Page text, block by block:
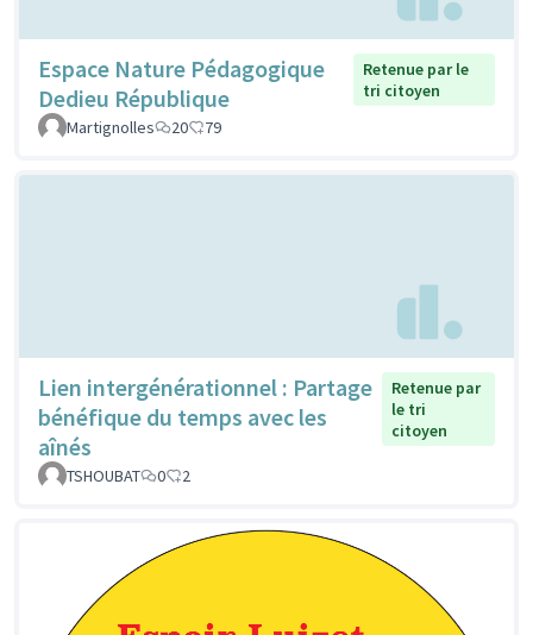
Espace Nature Pédagogique
Dedieu République
Retenue par le
tri citoyen
Martignolles
20 79
Lien intergénérationnel : Partage
bénéfique du temps avec les
aînés
Retenue par
le tri
citoyen
TSHOUBAT 0 2